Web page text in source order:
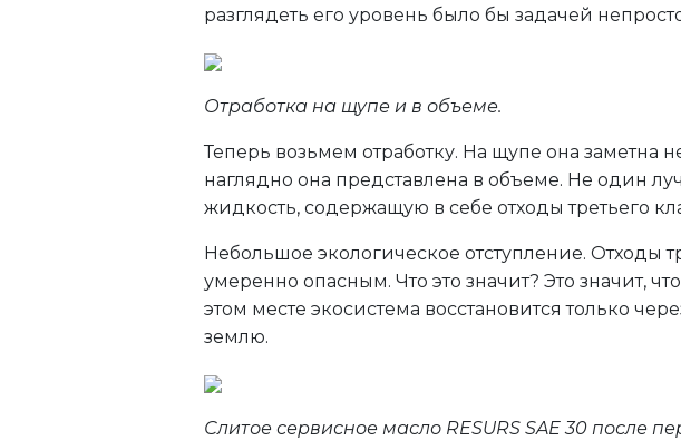
разглядеть его уровень было бы задачей
Отработка на щупе и в объеме.
Теперь возьмем отработку. На щупе она заметна
наглядно она представлена в объеме. Не один
жидкость, содержащую в себе отходы третьего
Небольшое экологическое отступление. Отходы
умеренно опасным. Что это значит? Это значит,
этом месте экосистема восстановится только
землю.
Слитое сервисное масло RESURS SAE 30 после